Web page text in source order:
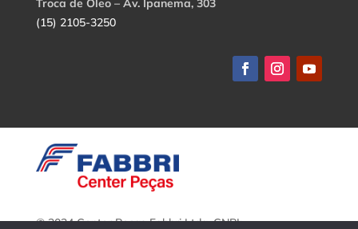
Troca de Óleo – Av. Ipanema, 303
(15) 2105-3250
© 2024 Center Peças Fabbri Ltda. CNPJ: